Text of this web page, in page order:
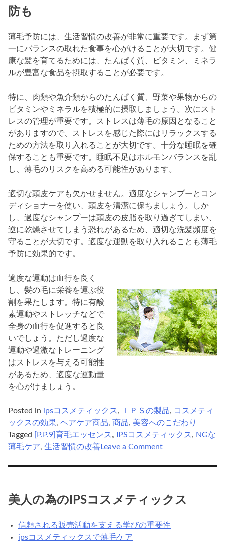
防も
薄毛予防には、生活習慣の改善が非常に重要です。まず第
一にバランスの取れた食事を心がけることが大切です。健
康な髪を育てるためには、たんぱく質、ビタミン、ミネラ
ルが豊富な食品を摂取することが必要です。
特に、肉類や魚介類からのたんぱく質、野菜や果物からの
ビタミンやミネラルを積極的に摂取しましょう。次にスト
レスの管理が重要です。ストレスは薄毛の原因となること
がありますので、ストレスを感じた際にはリラックスする
ための方法を取り入れることが大切です。十分な睡眠を確
保することも重要です。睡眠不足はホルモンバランスを乱
し、薄毛のリスクを高める可能性があります。
適切な頭皮ケアも欠かせません。適度なシャンプーとコン
ディショナーを使い、頭皮を清潔に保ちましょう。しか
し、過度なシャンプーは頭皮の皮脂を取り過ぎてしまい、
逆に乾燥させてしまう恐れがあるため、適切な洗髪頻度を
守ることが大切です。適度な運動を取り入れることも薄毛
予防に効果的です。
適度な運動は血行を良く
し、髪の毛に栄養を運ぶ役
割を果たします。特に有酸
素運動やストレッチなどで
全身の血行を促進すると良
いでしょう。ただし過度な
運動や過激なトレーニング
はストレスを与える可能性
があるため、適度な運動量
を心がけましょう。
Posted in ipsコスメティックス , ＩＰＳの製品, コスメティ
ックスの効果, ヘアケア商品, 商品, 美容へのこだわり
Tagged [P.P.9]育毛エッセンス , IPSコスメティックス , NGな
薄毛ケア, 生活習慣の改善Leave a Commenton
メ
テ
ッ
美人の為のIPSコスメティックス
信頼される販売活動を支える学びの重要性
ipsコスメティックスで薄毛ケア